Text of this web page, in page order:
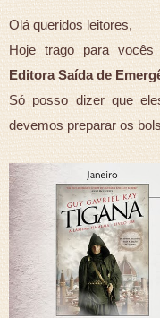
Olá queridos leitores,
Hoje trago para vocês
Editora Saída de
Só posso dizer que
devemos preparar os